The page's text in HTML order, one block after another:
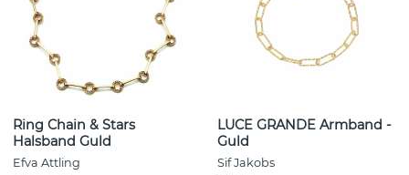
Ring Chain & Stars
Halsband Guld
Efva Attling
LUCE GRANDE Armband -
Guld
Sif Jakobs